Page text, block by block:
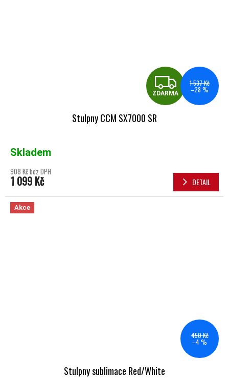
ZDARMA
1 537 Kč
–28 %
Stulpny CCM SX7000 SR
Skladem
908 Kč bez DPH
1 099 Kč DETAIL
Akce
450 Kč
–4 %
Stulpny sublimace Red/White